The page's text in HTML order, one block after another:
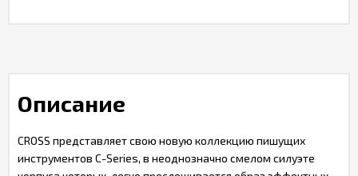
Описание
CROSS представляет свою новую коллекцию пишущих
инструментов C-Series, в неоднозначно смелом силуэте